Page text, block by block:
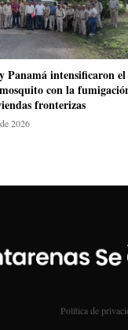
Panamá intensificaron el
con la
fronterizas
2026
Política de